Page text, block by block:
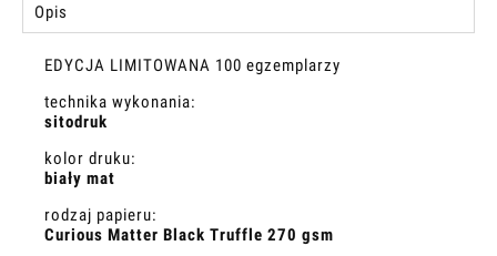
Opis
EDYCJA LIMITOWANA 100 egzemplarzy
technika wykonania:
sitodruk
kolor druku:
biały mat
rodzaj papieru:
Curious Matter Black Truffle 270 gsm